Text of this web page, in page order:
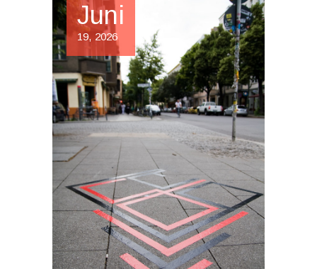
Juni
19, 2026